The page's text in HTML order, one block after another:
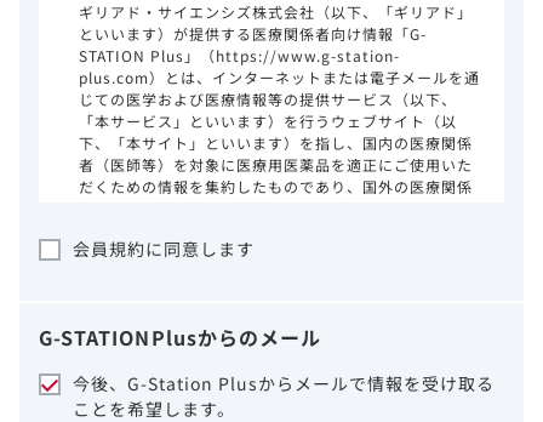
ギリアド・サイエンシズ株式会社（以下、「ギリアド」
といいます）が提供する医療関係者向け情報「G-
STATION Plus」（https://www.g-station-
plus.com）とは、インターネットまたは電子メールを通
じての医学および医療情報等の提供サービス（以下、
「本サービス」といいます）を行うウェブサイト（以
下、「本サイト」といいます）を指し、国内の医療関係
者（医師等）を対象に医療用医薬品を適正にご使用いた
だくための情報を集約したものであり、国外の医療関係
事項をご熟読いただき、同意された場合のみご利用くだ
ギリアドは、本サイトのコンテンツについて
細心の注意を払い、正確かつ最新の情報を提
供するように努力をしておりますが、正確
性、確実性、妥当性、有用性、ご利用になら
会員規約に同意します
G-STATIONPlusからのメール
今後、G-Station Plusからメールで情報を受け取る
ことを希望します。